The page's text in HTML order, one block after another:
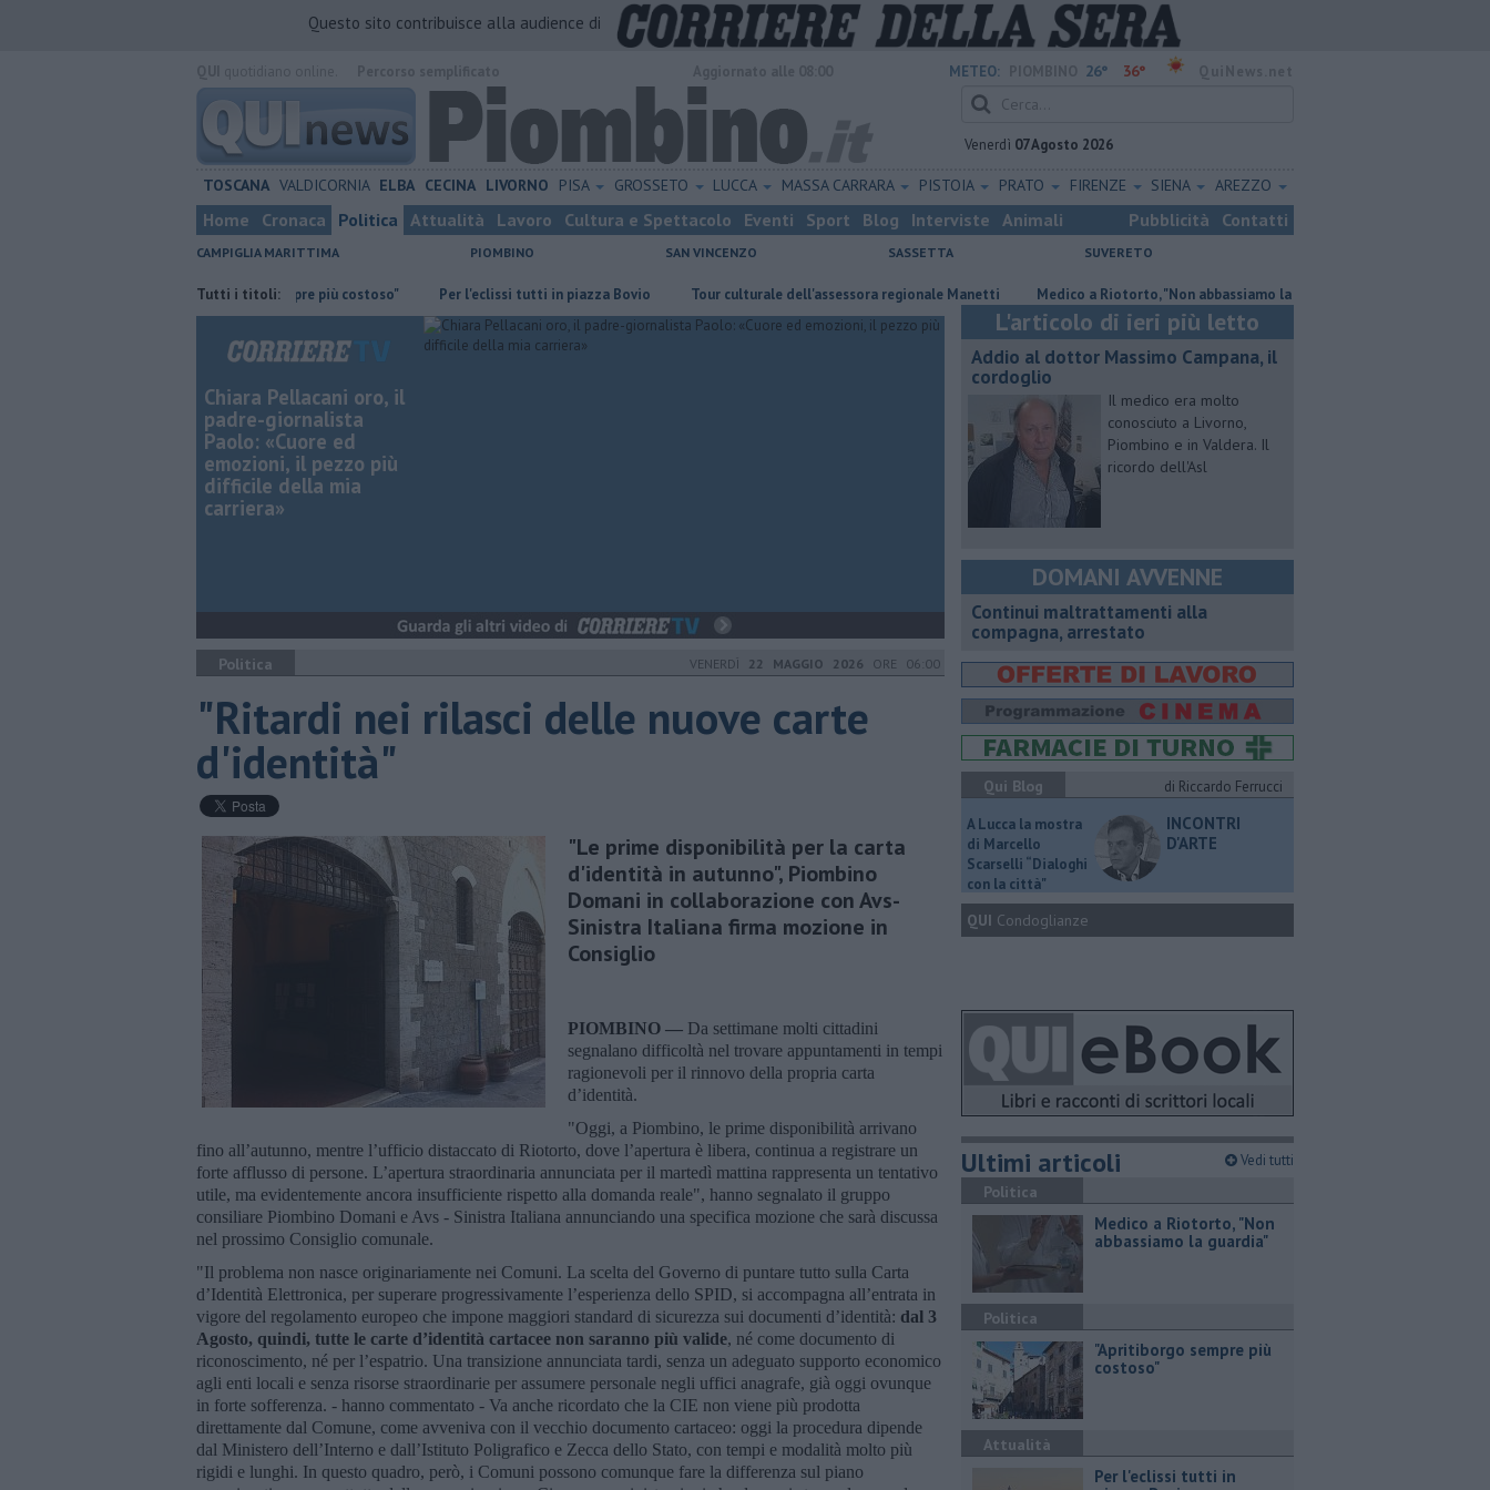
Questo sito contribuisce alla audience di
METEO: 26° 36°
Venerdì 07 Agosto 2026
TOSCANA VALDICORNIA ELBA CECINA LIVORNO PISA GROSSETO LUCCA MASSA CARRARA PISTOIA PRATO FIRENZE SIENA AREZZO
Home Cronaca Politica Attualità Lavoro Cultura e Spettacolo Eventi Sport Blog Interviste Animali Pubblicità Contatti
CAMPIGLIA MARITTIMA PIOMBINO SAN VINCENZO SASSETTA SUVERETO
Tutti i titoli:
"Apritiborgo sempre più costoso" Per l'eclissi tutti in piazza Bovio Tour culturale dell'assessora regionale Manetti Medico a Riotorto, "Non abbassiamo la guardia"
Chiara Pellacani oro, il
padre-giornalista
Paolo: «Cuore ed
emozioni, il pezzo più
difficile della mia
carriera»
Politica VENERDÌ 22 MAGGIO 2026 ORE 06:00
"Ritardi nei rilasci delle nuove carte
d'identità"
"Le prime disponibilità per la carta
d'identità in autunno", Piombino
Domani in collaborazione con Avs-
Sinistra Italiana firma mozione in
Consiglio
PIOMBINO — Da settimane molti cittadini
segnalano difficoltà nel trovare appuntamenti in tempi
ragionevoli per il rinnovo della propria carta
d’identità.
"Oggi, a Piombino, le prime disponibilità arrivano
fino all’autunno, mentre l’ufficio distaccato di Riotorto, dove l’apertura è libera, continua a registrare un
forte afflusso di persone. L’apertura straordinaria annunciata per il martedì mattina rappresenta un tentativo
utile, ma evidentemente ancora insufficiente rispetto alla domanda reale", hanno segnalato il gruppo
consiliare Piombino Domani e Avs - Sinistra Italiana annunciando una specifica mozione che sarà discussa
nel prossimo Consiglio comunale.
"Il problema non nasce originariamente nei Comuni. La scelta del Governo di puntare tutto sulla Carta
d’Identità Elettronica, per superare progressivamente l’esperienza dello SPID, si accompagna all’entrata in
vigore del regolamento europeo che impone maggiori standard di sicurezza sui documenti d’identità: dal 3
Agosto, quindi, tutte le carte d’identità cartacee non saranno più valide, né come documento di
riconoscimento, né per l’espatrio. Una transizione annunciata tardi, senza un adeguato supporto economico
agli enti locali e senza risorse straordinarie per assumere personale negli uffici anagrafe, già oggi ovunque
in forte sofferenza. - hanno commentato - Va anche ricordato che la CIE non viene più prodotta
direttamente dal Comune, come avveniva con il vecchio documento cartaceo: oggi la procedura dipende
dal Ministero dell’Interno e dall’Istituto Poligrafico e Zecca dello Stato, con tempi e modalità molto più
rigidi e lunghi. In questo quadro, però, i Comuni possono comunque fare la differenza sul piano
L'articolo di ieri più letto
Addio al dottor Massimo Campana, il
cordoglio
Il medico era molto
conosciuto a Livorno,
Piombino e in Valdera. Il
ricordo dell'Asl
DOMANI AVVENNE
Continui maltrattamenti alla
compagna, arrestato
Qui Blog
di Riccardo Ferrucci
A Lucca la mostra
di Marcello
Scarselli “Dialoghi
con la città"
INCONTRI
D'ARTE
QUI Condoglianze
Ultimi articoli Vedi tutti
Politica
Medico a Riotorto, "Non
abbassiamo la guardia"
Politica
"Apritiborgo sempre più
costoso"
Attualità
Per l'eclissi tutti in